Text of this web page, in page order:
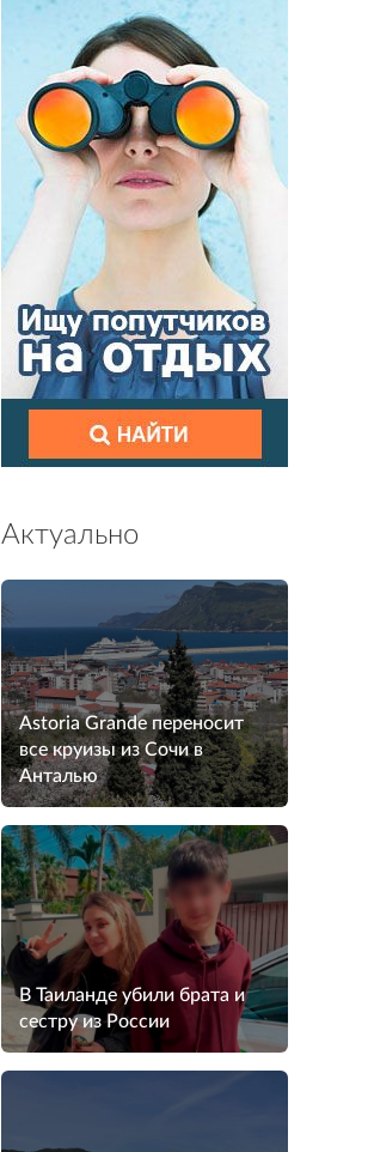
Актуально
Astoria Grande переносит
все круизы из Сочи в
Анталью
В Таиланде убили брата и
сестру из России